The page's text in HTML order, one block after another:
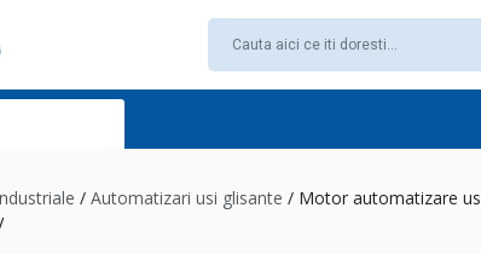
/ Automatizari usi glisante / Motor automatizare